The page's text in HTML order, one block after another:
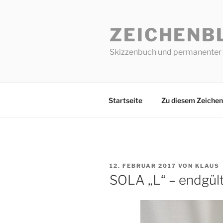
Skizzenbuch und
Startseite Zu diesem
VERÖFFENTLICHT
AM
12. FEBRUAR 2017 VON KLAUS
SOLA „L“ –